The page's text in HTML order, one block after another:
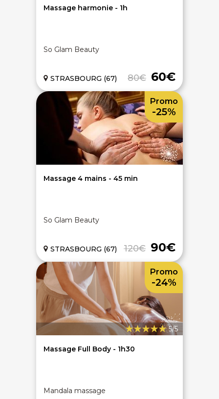
Massage harmonie - 1h
So Glam Beauty
80€ 60€
STRASBOURG (67)
Massage 4 mains - 45 min
So Glam Beauty
120€ 90€
STRASBOURG (67)
Promo
-25%
5/5
Massage Full Body - 1h30
Mandala massage
Promo
-24%
On discute ?
SERVICE CLIENTS LeBienEtre.fr
Notre service client est ouvert du lundi au vendredi
de 9h à 12h30 et de 14h à 18h